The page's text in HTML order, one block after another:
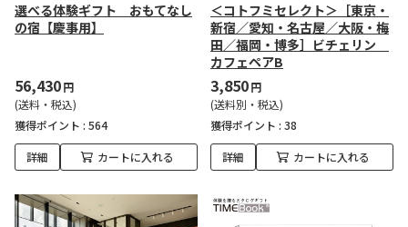
選べる体験ギフト おもてなし
の宿【慶事用】
56,430円
(送料・税込)
獲得ポイント : 564
詳細 カートに入れる
＜コトフミセレクト＞［東京・
新宿／愛知・名古屋／大阪・梅
田／福岡・博多］ビチェリン
カフェペアB
3,850円
(送料別・税込)
獲得ポイント : 38
詳細 カートに入れる